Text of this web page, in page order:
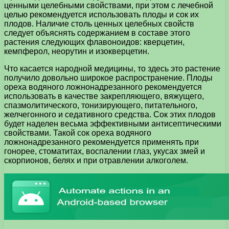
ценными целебными свойствами, при этом с лечебной
целью рекомендуется использовать плоды и сок их
плодов. Наличие столь ценных целебных свойств
следует объяснять содержанием в составе этого
растения следующих флавоноидов: кверцетин,
кемпферол, неорутин и изокверцетин.
Что касается народной медицины, то здесь это растение
получило довольно широкое распространение. Плоды
ореха водяного ложнонадрезанного рекомендуется
использовать в качестве закрепляющего, вяжущего,
спазмолитического, тонизирующего, питательного,
желчегонного и седативного средства. Сок этих плодов
будет наделен весьма эффективными антисептическими
свойствами. Такой сок ореха водяного
ложнонадрезанного рекомендуется применять при
гонорее, стоматитах, воспалении глаз, укусах змей и
скорпионов, белях и при отравлении алкоголем.